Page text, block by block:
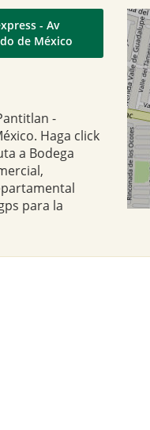
- Av
de México
-
Haga click
a Bodega
para la